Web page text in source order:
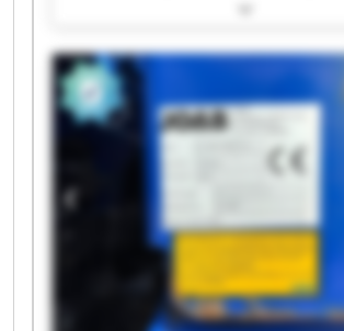
Hans Kalsperger
Hans Kalsperger
Hans Kalsperger
Hans Kalsperger
Hans Kalsperger
Hans Kalsperger
Hans Kalsperger
Hans Kalsperger
Hans Kalsperger
Hans Kalsperger
Hans Kalsperger
Hans Kalsperger
Hans Kalsperger